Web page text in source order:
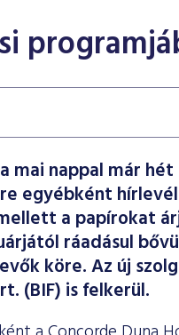
mai nappal már hét
egyébként
a papírokat
ráadásul
köre. Az új
(BIF) is felkerül.